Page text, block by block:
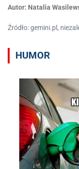
Autor: Natalia
Źródło: gemini.pl,
HUMOR